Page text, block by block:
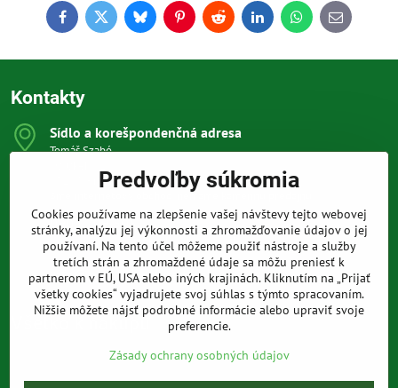
FacebookTwitterBlueskyPinterestReddit LinkedInWhatsApp
E-
mail
Kontakty
Sídlo a korešpondenčná adresa
Tomáš Szabó
851 03 Bratislava
Sme internetový obchod, nemáme kamennú predajňu.
0903 709 305
(08:00 - 20:00 vrátane víkendov a sviatkov)
info​@prakticke-naradie​.sk
Všetko k nákupu
Predvoľby súkromia
Cookies používame na zlepšenie vašej návštevy tejto webovej
stránky, analýzu jej výkonnosti a zhromažďovanie údajov o jej
používaní. Na tento účel môžeme použiť nástroje a služby
tretích strán a zhromaždené údaje sa môžu preniesť k
partnerom v EÚ, USA alebo iných krajinách. Kliknutím na „Prijať
všetky cookies“ vyjadrujete svoj súhlas s týmto spracovaním.
Nižšie môžete nájsť podrobné informácie alebo upraviť svoje
preferencie.
Zásady ochrany osobných údajov